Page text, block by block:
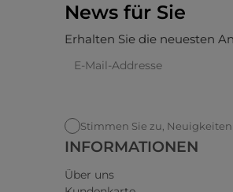
News für Sie
Erhalten Sie die neuesten
Stimmen Sie zu,
INFORMATIONEN
Über uns